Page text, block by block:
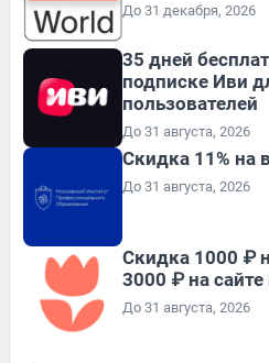
До 31 декабря, 2026
35 дней
подписке Иви
пользователей
До 31 августа, 2026
Скидка 11% на
До 31 августа, 2026
Скидка 1000 ₽
3000 ₽ на
До 31 августа, 2026